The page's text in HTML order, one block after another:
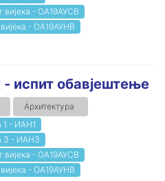
вијека - ОА19АУСВ
- ОА19АУНВ
- испит обавјештење
Архитектура
1 - ИАН1
3 - ИАН3
вијека - ОА19АУСВ
- ОА19АУНВ